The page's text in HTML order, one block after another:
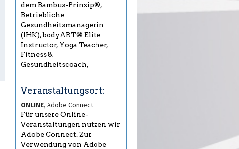
dem Bambus-Prinzip®,
Betriebliche
Gesundheitsmanagerin
(IHK), bodyART® Elite
Instructor, Yoga Teacher,
Fitness &
Gesundheitscoach,
Veranstaltungsort:
ONLINE, Adobe Connect
Für unsere Online-
Veranstaltungen nutzen wir
Adobe Connect. Zur
Verwendung von Adobe